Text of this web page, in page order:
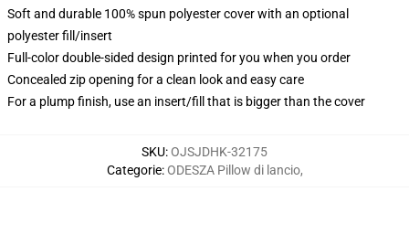
Soft and durable 100% spun polyester cover with an optional
polyester fill/insert
Full-color double-sided design printed for you when you order
Concealed zip opening for a clean look and easy care
For a plump finish, use an insert/fill that is bigger than the cover
SKU:OJSJDHK-32175
Categorie:ODESZA Pillow di lancio,